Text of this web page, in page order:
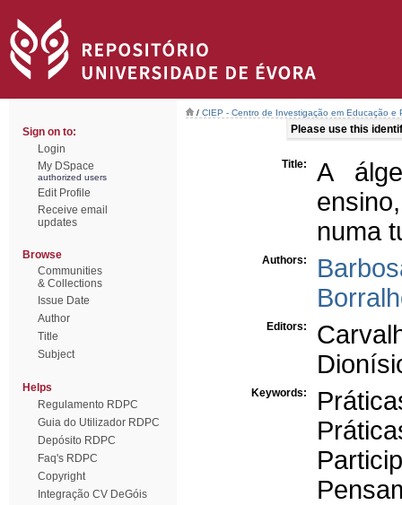
Sign on to:
Login
My DSpace
authorized users
Edit Profile
Receive email
updates
Browse
Communities
& Collections
Issue Date
Author
Title
Subject
Helps
Regulamento RDPC
Guia do Utilizador RDPC
Depósito RDPC
Faq's RDPC
Copyright
Integração CV DeGóis
/ CIEP - Centro de Investigação em Educação e
Please use this
Title:
A
numa
Authors:
Editors:
Keywords: